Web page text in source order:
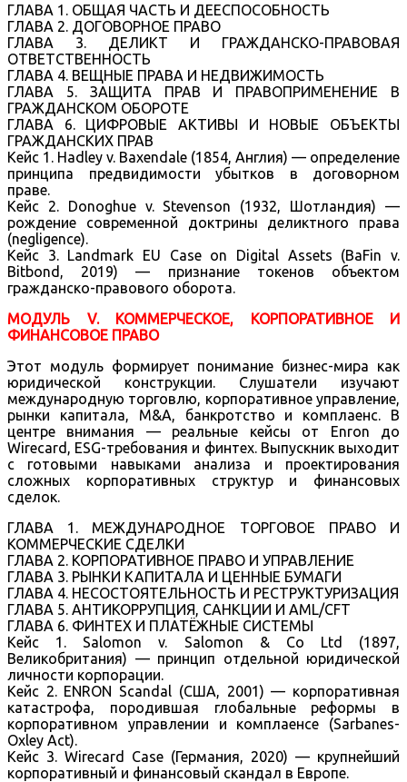
ГЛАВА 1. ОБЩАЯ ЧАСТЬ И ДЕЕСПОСОБНОСТЬ
ГЛАВА 2. ДОГОВОРНОЕ ПРАВО
ГЛАВА 3. ДЕЛИКТ И ГРАЖДАНСКО-ПРАВОВАЯ
ОТВЕТСТВЕННОСТЬ
ГЛАВА 4. ВЕЩНЫЕ ПРАВА И НЕДВИЖИМОСТЬ
ГЛАВА 5. ЗАЩИТА ПРАВ И ПРАВОПРИМЕНЕНИЕ В
ГРАЖДАНСКОМ ОБОРОТЕ
ГЛАВА 6. ЦИФРОВЫЕ АКТИВЫ И НОВЫЕ ОБЪЕКТЫ
ГРАЖДАНСКИХ ПРАВ
Кейс 1. Hadley v. Baxendale (1854, Англия) — определение
принципа предвидимости убытков в договорном
праве.
Кейс 2. Donoghue v. Stevenson (1932, Шотландия) —
рождение современной доктрины деликтного права
(negligence).
Кейс 3. Landmark EU Case on Digital Assets (BaFin v.
Bitbond, 2019) — признание токенов объектом
гражданско-правового оборота.
МОДУЛЬ V. КОММЕРЧЕСКОЕ, КОРПОРАТИВНОЕ И
ФИНАНСОВОЕ ПРАВО
Этот модуль формирует понимание бизнес-мира как
юридической конструкции. Слушатели изучают
международную торговлю, корпоративное управление,
рынки капитала, M&A, банкротство и комплаенс. В
центре внимания — реальные кейсы от Enron до
Wirecard, ESG-требования и финтех. Выпускник выходит
с готовыми навыками анализа и проектирования
сложных корпоративных структур и финансовых
сделок.
ГЛАВА 1. МЕЖДУНАРОДНОЕ ТОРГОВОЕ ПРАВО И
КОММЕРЧЕСКИЕ СДЕЛКИ
ГЛАВА 2. КОРПОРАТИВНОЕ ПРАВО И УПРАВЛЕНИЕ
ГЛАВА 3. РЫНКИ КАПИТАЛА И ЦЕННЫЕ БУМАГИ
ГЛАВА 4. НЕСОСТОЯТЕЛЬНОСТЬ И РЕСТРУКТУРИЗАЦИЯ
ГЛАВА 5. АНТИКОРРУПЦИЯ, САНКЦИИ И AML/CFT
ГЛАВА 6. ФИНТЕХ И ПЛАТЁЖНЫЕ СИСТЕМЫ
Кейс 1. Salomon v. Salomon & Co Ltd (1897,
Великобритания) — принцип отдельной юридической
личности корпорации.
Кейс 2. ENRON Scandal (США, 2001) — корпоративная
катастрофа, породившая глобальные реформы в
корпоративном управлении и комплаенсе (Sarbanes-
Oxley Act).
Кейс 3. Wirecard Case (Германия, 2020) — крупнейший
корпоративный и финансовый скандал в Европе.